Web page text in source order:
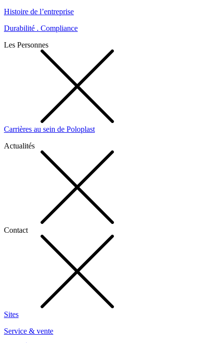
Histoire de l’entreprise
Durabilité . Compliance
Les Personnes
Carrières au sein de Poloplast
Actualités
Contact
Sites
Service & vente